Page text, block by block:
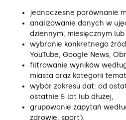
jednoczesne porównanie
analizowanie danych w
dziennym, miesięcznym
wybranie konkretnego
YouTube, Google News,
filtrowanie wyników
miasta oraz kategorii
wybór zakresu dat: od
ostatnie 5 lat lub dłużej,
grupowanie zapytań
zdrowie, sport),